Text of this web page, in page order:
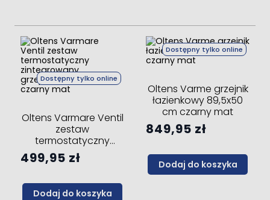
Dostępny tylko online
Oltens Varmare Ventil
zestaw
termostatyczny
zintegrowany
grzejnikowy prawy
499,95 zł
Dodaj do koszyka
Dostępny tylko online
Oltens Varme grzejnik
łazienkowy 89,5x50
cm czarny mat
849,95 zł
Dodaj do koszyka